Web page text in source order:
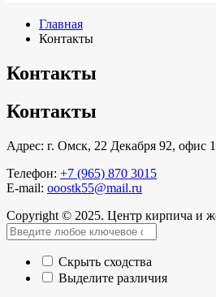
Главная
Контакты
Контакты
Контакты
Адрес: г. Омск, 22 Декабря 92, офис
Телефон: +7 (965) 870 3015
E-mail: ooostk55@mail.ru
Copyright © 2025. Центр кирпича и
Скрыть сходства
Выделите различия